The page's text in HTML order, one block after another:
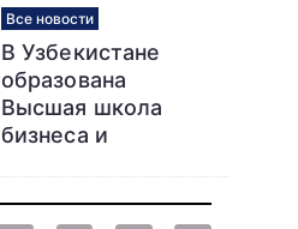
Все новости
В Узбекистане
образована
Высшая школа
бизнеса и